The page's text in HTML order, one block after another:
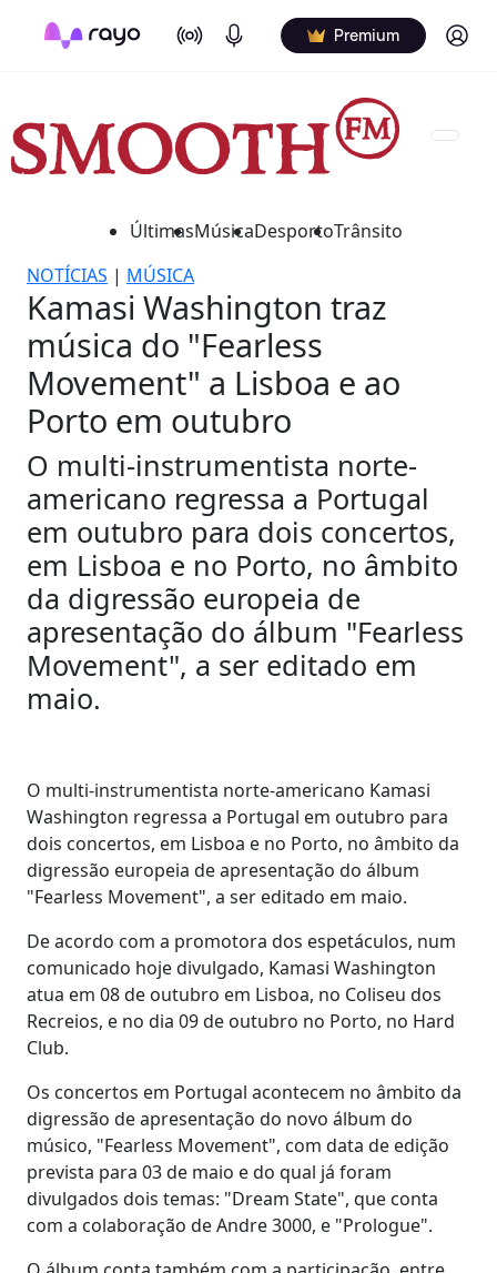
On Air Podcasts Premium Log in
ÚltimasMúsicaDesportoTrânsito
NOTÍCIAS | MÚSICA
Kamasi Washington traz
música do "Fearless
Movement" a Lisboa e ao
Porto em outubro
O multi-instrumentista norte-
americano regressa a Portugal
em outubro para dois concertos,
em Lisboa e no Porto, no âmbito
da digressão europeia de
apresentação do álbum "Fearless
Movement", a ser editado em
maio.
O multi-instrumentista norte-americano Kamasi
Washington regressa a Portugal em outubro para
dois concertos, em Lisboa e no Porto, no âmbito da
digressão europeia de apresentação do álbum
"Fearless Movement", a ser editado em maio.
De acordo com a promotora dos espetáculos, num
comunicado hoje divulgado, Kamasi Washington
atua em 08 de outubro em Lisboa, no Coliseu dos
Recreios, e no dia 09 de outubro no Porto, no Hard
Club.
Os concertos em Portugal acontecem no âmbito da
digressão de apresentação do novo álbum do
músico, "Fearless Movement", com data de edição
prevista para 03 de maio e do qual já foram
divulgados dois temas: "Dream State", que conta
com a colaboração de Andre 3000, e "Prologue".